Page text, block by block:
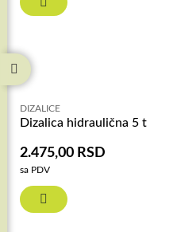
DIZALICE
Dizalica hidraulična 5 t
2.475,00 RSD
sa PDV